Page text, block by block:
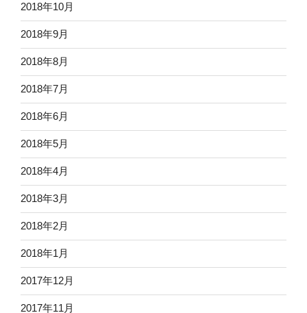
2018年10月
2018年9月
2018年8月
2018年7月
2018年6月
2018年5月
2018年4月
2018年3月
2018年2月
2018年1月
2017年12月
2017年11月